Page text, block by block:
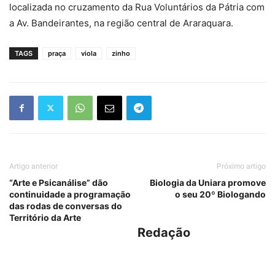
localizada no cruzamento da Rua Voluntários da Pátria com
a Av. Bandeirantes, na região central de Araraquara.
TAGS praça viola zinho
Artigo anterior
“Arte e Psicanálise” dão
continuidade a programação
das rodas de conversas do
Território da Arte
Próximo artigo
Biologia da Uniara promove
o seu 20º Biologando
Redação